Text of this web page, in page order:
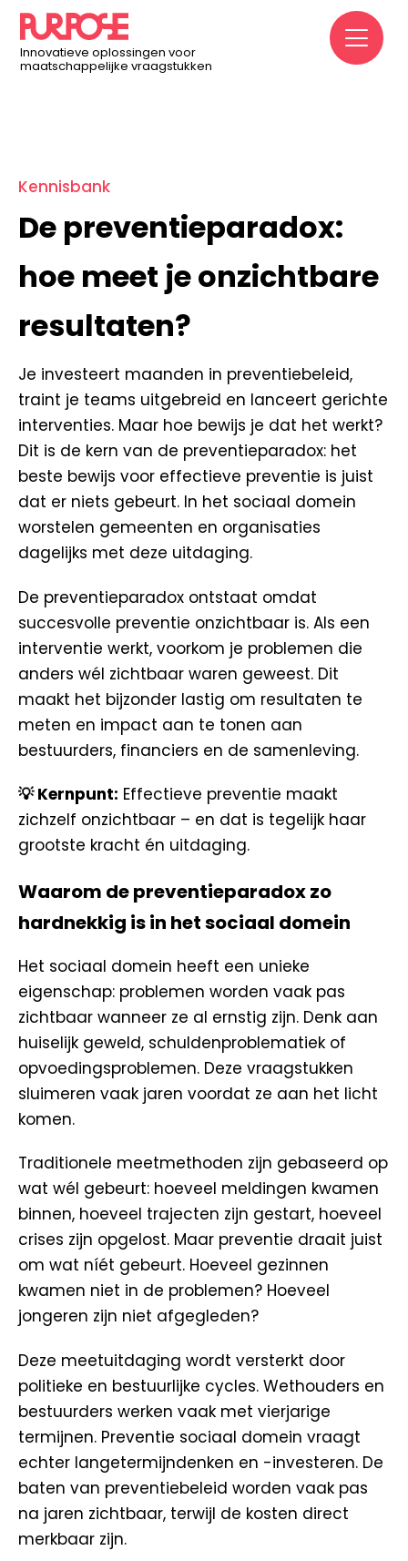
Innovatieve oplossingen voor
maatschappelijke vraagstukken
Home/ Kennisbank
De preventieparadox: hoe meet je
onzichtbare resultaten?
Kennisbank
De preventieparadox:
hoe meet je onzichtbare
resultaten?
Je investeert maanden in preventiebeleid,
traint je teams uitgebreid en lanceert gerichte
interventies. Maar hoe bewijs je dat het werkt?
Dit is de kern van de preventieparadox: het
beste bewijs voor effectieve preventie is juist
dat er niets gebeurt. In het sociaal domein
worstelen gemeenten en organisaties
dagelijks met deze uitdaging.
De preventieparadox ontstaat omdat
succesvolle preventie onzichtbaar is. Als een
interventie werkt, voorkom je problemen die
anders wél zichtbaar waren geweest. Dit
maakt het bijzonder lastig om resultaten te
meten en impact aan te tonen aan
bestuurders, financiers en de samenleving.
💡 Kernpunt: Effectieve preventie maakt
zichzelf onzichtbaar – en dat is tegelijk haar
grootste kracht én uitdaging.
Waarom de preventieparadox zo
hardnekkig is in het sociaal domein
Het sociaal domein heeft een unieke
eigenschap: problemen worden vaak pas
zichtbaar wanneer ze al ernstig zijn. Denk aan
huiselijk geweld, schuldenproblematiek of
opvoedingsproblemen. Deze vraagstukken
sluimeren vaak jaren voordat ze aan het licht
komen.
Traditionele meetmethoden zijn gebaseerd op
wat wél gebeurt: hoeveel meldingen kwamen
binnen, hoeveel trajecten zijn gestart, hoeveel
crises zijn opgelost. Maar preventie draait juist
om wat níét gebeurt. Hoeveel gezinnen
kwamen niet in de problemen? Hoeveel
jongeren zijn niet afgegleden?
Deze meetuitdaging wordt versterkt door
politieke en bestuurlijke cycles. Wethouders en
bestuurders werken vaak met vierjarige
termijnen. Preventie sociaal domein vraagt
echter langetermijndenken en -investeren. De
baten van preventiebeleid worden vaak pas
na jaren zichtbaar, terwijl de kosten direct
merkbaar zijn.